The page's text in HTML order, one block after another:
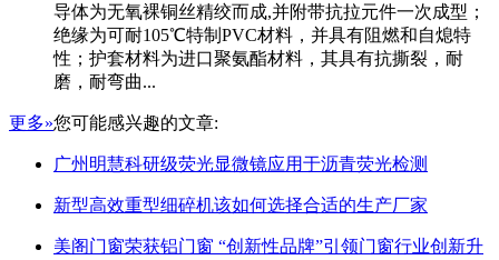
导体为无氧裸铜丝精绞而成,并附带抗拉元件一次成型；
绝缘为可耐105℃特制PVC材料，并具有阻燃和自熄特
性；护套材料为进口聚氨酯材料，其具有抗撕裂，耐
磨，耐弯曲...
更多»您可能感兴趣的文章:
广州明慧科研级荧光显微镜应用于沥青荧光检测
新型高效重型细碎机该如何选择合适的生产厂家
美阁门窗荣获铝门窗 “创新性品牌”引领门窗行业创新升